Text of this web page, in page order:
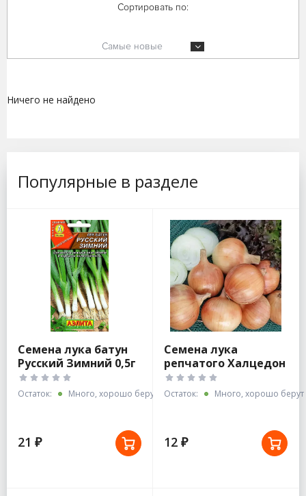
Сортировать по:
Самые новые
Ничего не найдено
Популярные в разделе
Семена лука батун
Русский Зимний 0,5г
Лидер
Остаток: Много, хорошо берут
21 ₽
Семена лука
репчатого Халцедон
белый пакет
Остаток: Много, хорошо берут
12 ₽